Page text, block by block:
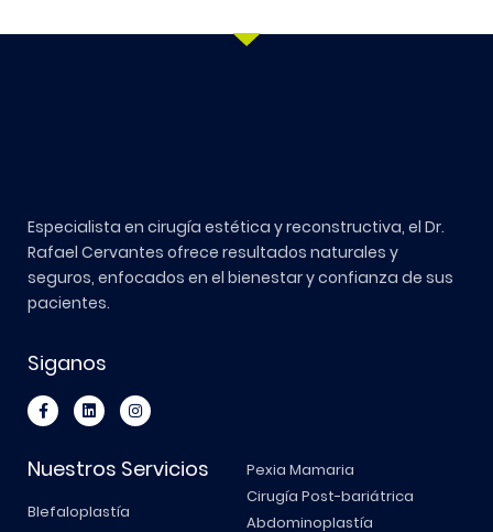
Especialista en cirugía estética y reconstructiva, el Dr.
Rafael Cervantes ofrece resultados naturales y
seguros, enfocados en el bienestar y confianza de sus
pacientes.
Siganos
Nuestros Servicios
Blefaloplastía
Pexia Mamaria
Cirugía Post-bariátrica
Abdominoplastía